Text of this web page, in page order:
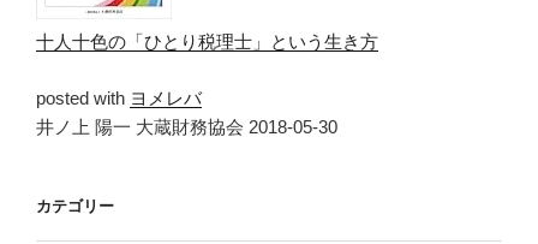
十人十色の「ひとり税理士」という生き方
posted with ヨメレバ
井ノ上 陽一 大蔵財務協会 2018-05-30
カテゴリー